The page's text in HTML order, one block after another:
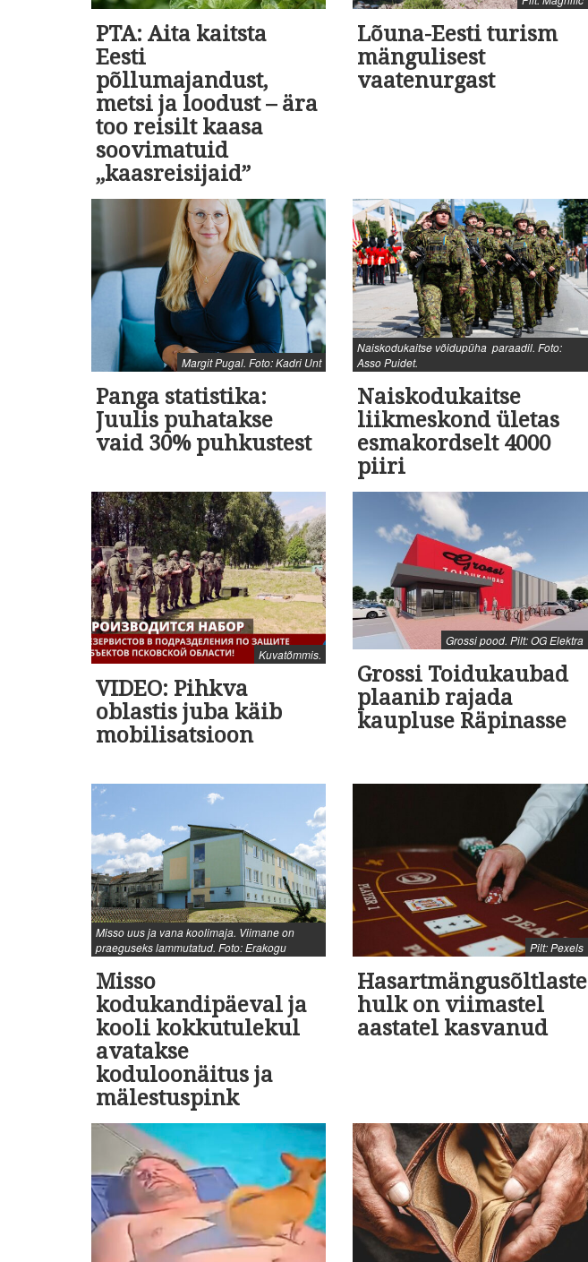
PTA: Aita kaitsta
Eesti
põllumajandust,
metsi ja loodust – ära
too reisilt kaasa
soovimatuid
„kaasreisijaid”
Lõuna-Eesti turism
mängulisest
vaatenurgast
Margit Pugal. Foto: Kadri Unt
Panga statistika:
Juulis puhatakse
vaid 30% puhkustest
Naiskodukaitse võidupüha paraadil. Foto:
Asso Puidet.
Naiskodukaitse
liikmeskond ületas
esmakordselt 4000
piiri
Kuvatõmmis.
VIDEO: Pihkva
oblastis juba käib
mobilisatsioon
Grossi pood. Pilt: OG Elektra
Grossi Toidukaubad
plaanib rajada
kaupluse Räpinasse
Misso uus ja vana koolimaja. Viimane on
praeguseks lammutatud. Foto: Erakogu
Misso
kodukandipäeval ja
kooli kokkutulekul
avatakse
koduloonäitus ja
mälestuspink
Pilt: Pexels
Hasartmängusõltlaste
hulk on viimastel
aastatel kasvanud